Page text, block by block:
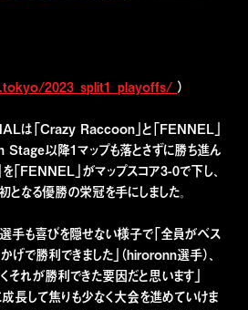
2023_split1_playoffs/ ）
は「Crazy Raccoon」と「FENNEL」
Stage以降1マップも落とさずに勝ち進ん
「FENNEL」がマップスコア3-0で下し、
なる優勝の栄冠を手にしました。
選手も喜びを隠せない様子で「全員がベス
げで勝利できました」（hiroronn選手）、
それが勝利できた要因だと思います」
長して焦りも少なく大会を進めていけま